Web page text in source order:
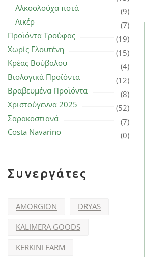
Αλκοολούχα ποτά
(9)
Λικέρ
(7)
Προϊόντα Τρούφας
(19)
Χωρίς Γλουτένη
(15)
Κρέας Βούβαλου
(4)
Βιολογικά Προϊόντα
(12)
Βραβευμένα Προϊόντα
(8)
Χριστούγεννα 2025
(52)
Σαρακοστιανά
(7)
Costa Navarino
(0)
Συνεργάτες
AMORGION
DRYAS
KALIMERA GOODS
KERKINI FARM